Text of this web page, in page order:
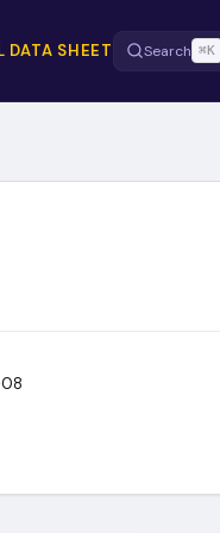
DATA SHEET Search ⌘K